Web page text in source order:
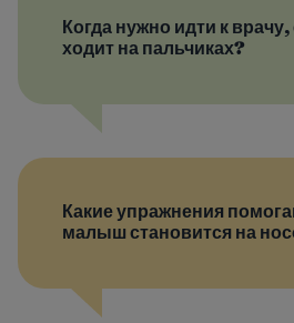
Когда нужно идти к
ходит на пальчиках?
Какие упражнения
малыш становится на